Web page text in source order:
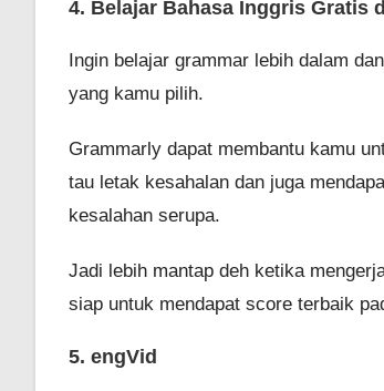
4. Belajar Bahasa Inggris Gratis
Ingin belajar grammar lebih dalam
yang kamu pilih.
Grammarly dapat membantu kamu
tau letak kesahalan dan juga
kesalahan serupa.
Jadi lebih mantap deh ketika
siap untuk mendapat score terbaik
5. engVid